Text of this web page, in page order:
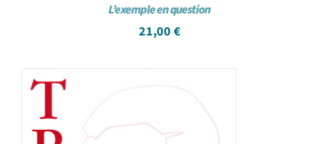
L’exemple en question
21,00 €